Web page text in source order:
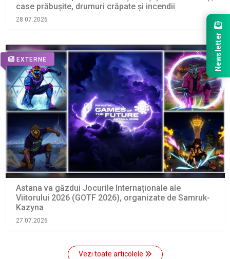
case prăbușite, drumuri crăpate și incendii
28.07.2026
EXTERNE
Astana va găzdui Jocurile Internaționale ale
Viitorului 2026 (GOTF 2026), organizate de Samruk-
Kazyna
27.07.2026
Vezi toate articolele
Newsletter